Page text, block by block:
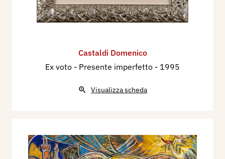
Castaldi Domenico
Ex voto - Presente imperfetto - 1995
Visualizza scheda